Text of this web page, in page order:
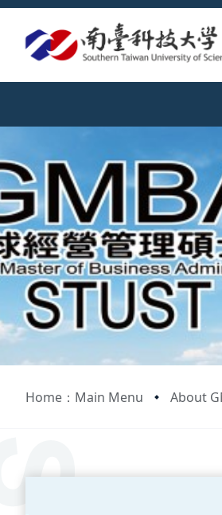
Home：Main Menu About
:::